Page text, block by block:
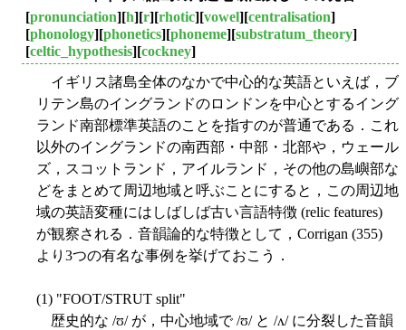
[pronunciation][h][r][rhotic][vowel][centralisation]
[phonology][phonetics][phoneme][substratum_theory]
[celtic_hypothesis][cockney]
イギリス諸島全体のなかで中心的な英語といえば，ブ
リテン島のイングランドのロンドンを中心とするイング
ランド南部標準英語のことを指すのが普通である．これ
以外のイングランドの南西部・中部・北部や，ウェール
ズ，スコットランド，アイルランド，その他の島嶼部な
どをまとめて周辺地域と呼ぶことにすると，この周辺地
域の英語変種にはしばしば古い言語特徴 (relic features)
が観察される．音韻論的な特徴として，Corrigan (355)
より3つの有名な事例を挙げておこう．
(1) "FOOT/STRUT split"
歴史的な /ʊ/ が，中心地域で /ʊ/ と /ʌ/ に分裂した音韻